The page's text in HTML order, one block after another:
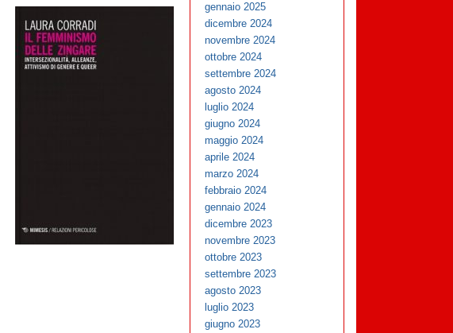
gennaio 2025
dicembre 2024
novembre 2024
ottobre 2024
settembre 2024
agosto 2024
luglio 2024
giugno 2024
maggio 2024
aprile 2024
marzo 2024
febbraio 2024
gennaio 2024
dicembre 2023
novembre 2023
ottobre 2023
settembre 2023
agosto 2023
luglio 2023
giugno 2023